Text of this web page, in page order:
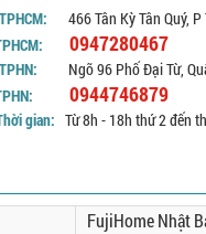
TPHCM:
466 Tân Kỳ Tân Quý,
0947280467
TPHN:
Ngõ 96 Phố Đại Từ,
0944746879
gian: Từ 8h - 18h thứ 2 đến
FujiHome Nhật